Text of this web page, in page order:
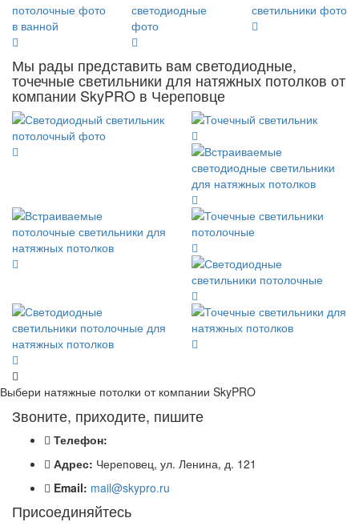
Мы рады представить вам светодиодные,
точечные светильники для натяжных потолков от
компании SkyPRO в Череповце
Выбери натяжные потолки от компании SkyPRO
Звоните, приходите, пишите
Телефон:
Адрес: Череповец, ул. Ленина, д. 121
Email: mail@skypro.ru
Присоединяйтесь